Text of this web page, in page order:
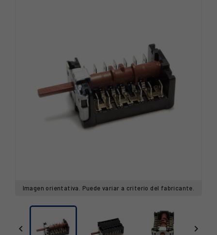
Imagen orientativa. Puede variar a criterio del fabricante.
 